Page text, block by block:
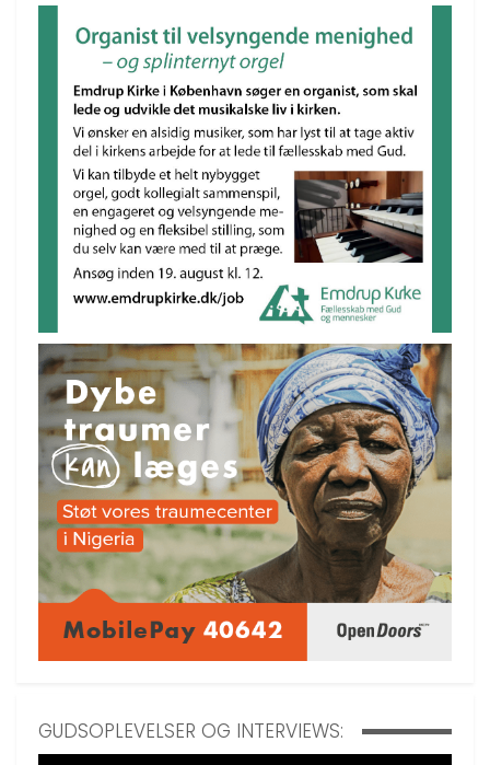
GUDSOPLEVELSER OG INTERVIEWS: